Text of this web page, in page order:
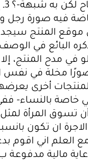
من
فيه صورة رجل
موقع المنتج
يذكره البائع في
في مدح المنتج،
شيء، فنجد صورًا مخلة
أخرى
خاصة بالنساء-
تسوق المرأة
ان تكون
؟ حكم عمولة قد تصل إلى 75 % على كل